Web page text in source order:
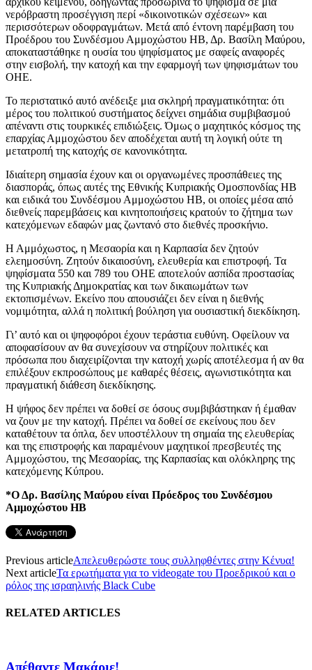
νερόβραστη προσέγγιση περί «δικοινοτικών σχέσεων» και
περισσότερων οδοφραγμάτων. Μετά από έντονη παρέμβαση του
Προέδρου του Συνδέσμου Αμμοχώστου ΗΒ, Δρ. Βασίλη Μαύρου,
αποκαταστάθηκε η ουσία του ψηφίσματος με σαφείς αναφορές
στην εισβολή, την κατοχή και την εφαρμογή των ψηφισμάτων του
ΟΗΕ.
Το περιστατικό αυτό ανέδειξε μια σκληρή πραγματικότητα: ότι
μέρος του πολιτικού συστήματος δείχνει σημάδια συμβιβασμού
απέναντι στις τουρκικές επιδιώξεις. Όμως ο μαχητικός κόσμος της
επαρχίας Αμμοχώστου δεν αποδέχεται αυτή τη λογική ούτε τη
μετατροπή της κατοχής σε κανονικότητα.
Ιδιαίτερη σημασία έχουν και οι οργανωμένες προσπάθειες της
διασποράς, όπως αυτές της Εθνικής Κυπριακής Ομοσπονδίας ΗΒ
και ειδικά του Συνδέσμου Αμμοχώστου ΗΒ, οι οποίες μέσα από
διεθνείς παρεμβάσεις και κινητοποιήσεις κρατούν το ζήτημα των
κατεχόμενων εδαφών μας ζωντανό στο διεθνές προσκήνιο.
Η Αμμόχωστος, η Μεσαορία και η Καρπασία δεν ζητούν
ελεημοσύνη. Ζητούν δικαιοσύνη, ελευθερία και επιστροφή. Τα
ψηφίσματα 550 και 789 του ΟΗΕ αποτελούν ασπίδα προστασίας
της Κυπριακής Δημοκρατίας και των δικαιωμάτων των
εκτοπισμένων. Εκείνο που απουσιάζει δεν είναι η διεθνής
νομιμότητα, αλλά η πολιτική βούληση για ουσιαστική διεκδίκηση.
Γι’ αυτό και οι ψηφοφόροι έχουν τεράστια ευθύνη. Οφείλουν να
αποφασίσουν αν θα συνεχίσουν να στηρίζουν πολιτικές και
πρόσωπα που διαχειρίζονται την κατοχή χωρίς αποτέλεσμα ή αν θα
επιλέξουν εκπροσώπους με καθαρές θέσεις, αγωνιστικότητα και
πραγματική διάθεση διεκδίκησης.
Η ψήφος δεν πρέπει να δοθεί σε όσους συμβιβάστηκαν ή έμαθαν
να ζουν με την κατοχή. Πρέπει να δοθεί σε εκείνους που δεν
καταθέτουν τα όπλα, δεν υποστέλλουν τη σημαία της ελευθερίας
και της επιστροφής και παραμένουν μαχητικοί πρεσβευτές της
Αμμοχώστου, της Μεσαορίας, της Καρπασίας και ολόκληρης της
κατεχόμενης Κύπρου.
*Ο Δρ. Βασίλης Μαύρου είναι Πρόεδρος του Συνδέσμου
Αμμοχώστου ΗΒ
Previous articleΑπελευθερώστε τους συλληφθέντες στην Κένυα!
Next articleΤα ερωτήματα για το videogate του Προεδρικού και ο
ρόλος της ισραηλινής Black Cube
RELATED ARTICLES
Απέθαντε Μακάριε!